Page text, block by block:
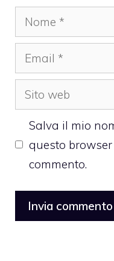
Nome
Email
Sito
web
Salva il mio
questo
commento.